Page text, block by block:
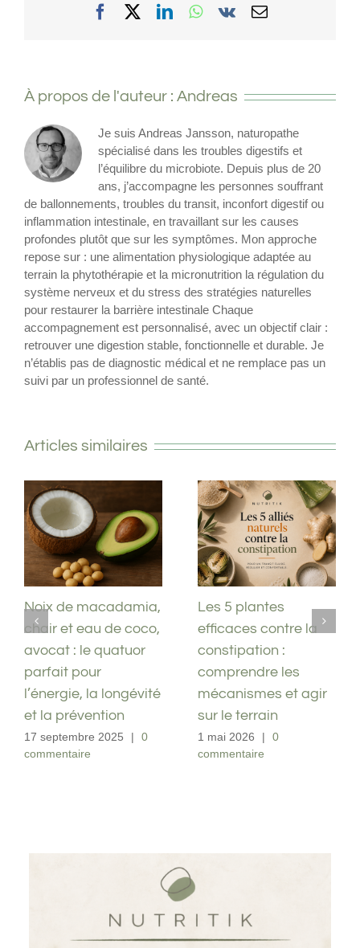
FacebookLinkedInWhatsApp
Vk Email
À propos de l'auteur : Andreas
Je suis Andreas Jansson, naturopathe
spécialisé dans les troubles digestifs et
l’équilibre du microbiote. Depuis plus de 20
ans, j’accompagne les personnes souffrant
de ballonnements, troubles du transit, inconfort digestif ou
inflammation intestinale, en travaillant sur les causes
profondes plutôt que sur les symptômes. Mon approche
repose sur : une alimentation physiologique adaptée au
terrain la phytothérapie et la micronutrition la régulation du
système nerveux et du stress des stratégies naturelles
pour restaurer la barrière intestinale Chaque
accompagnement est personnalisé, avec un objectif clair :
retrouver une digestion stable, fonctionnelle et durable. Je
n’établis pas de diagnostic médical et ne remplace pas un
suivi par un professionnel de santé.
Articles similaires
Antibiotiques et
troubles digestifs :
comprendre
pourquoi votre
microbiote s’effondre
après un traitement
23 avril 2026 | 0
commentaire
Noix de macadamia,
chair et eau de coco,
avocat : le quatuor
parfait pour
l’énergie, la longévité
et la prévention
17 septembre 2025
commentaire